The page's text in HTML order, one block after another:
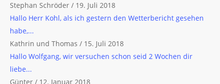
Stephan Schröder / 19. Juli 2018
Hallo Herr Kohl, als ich gestern den Wetterbericht gesehen
habe,...
Kathrin und Thomas / 15. Juli 2018
Hallo Wolfgang, wir versuchen schon seid 2 Wochen dir
liebe...
Günter / 12. Januar 2018